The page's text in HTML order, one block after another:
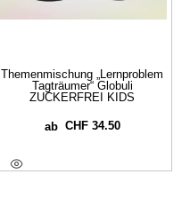
Themenmischung „Lernproblem
Tagträumer“ Globuli
ZUCKERFREI KIDS
ab CHF34.50